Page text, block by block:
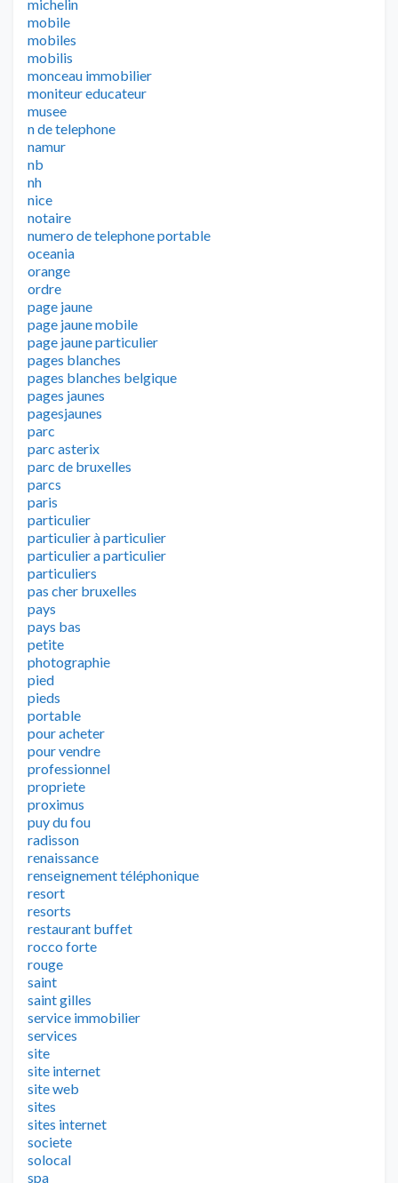
michelin
mobile
mobiles
mobilis
monceau immobilier
moniteur educateur
musee
n de telephone
namur
nb
nh
nice
notaire
numero de telephone portable
oceania
orange
ordre
page jaune
page jaune mobile
page jaune particulier
pages blanches
pages blanches belgique
pages jaunes
pagesjaunes
parc
parc asterix
parc de bruxelles
parcs
paris
particulier
particulier à particulier
particulier a particulier
particuliers
pas cher bruxelles
pays
pays bas
petite
photographie
pied
pieds
portable
pour acheter
pour vendre
professionnel
propriete
proximus
puy du fou
radisson
renaissance
renseignement téléphonique
resort
resorts
restaurant buffet
rocco forte
rouge
saint
saint gilles
service immobilier
services
site
site internet
site web
sites
sites internet
societe
solocal
spa